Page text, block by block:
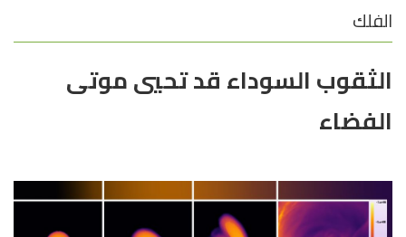
الفلك
الثقوب السوداء قد تحيي موتى
الفضاء